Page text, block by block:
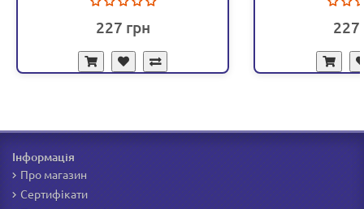
227 227
Інформація
Про магазин
Сертифікати